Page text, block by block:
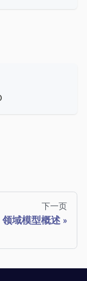
下一页
领域模型概述